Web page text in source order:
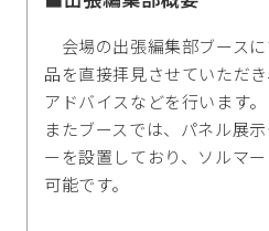
会場の出張編集部ブース
品を直接拝見させていただ
アドバイスなどを行います。
またブースでは、パネル展
ーを設置しており、ソルマ
可能です。